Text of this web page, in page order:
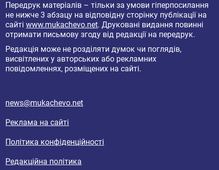
Передрук матеріалів – тільки за умови гіперпосилання
не нижче 3 абзацу на відповідну сторінку публікації на
сайтіwww.mukachevo.net. Друковані видання повинні
отримати письмову згоду від редакції на передрук.
Редакція може не розділяти думок чи поглядів,
висвітлених у авторських або рекламних
повідомленнях, розміщених на сайті.
news@mukachevo.net
Реклама на сайті
Політика конфіденційності
Редакційна політика